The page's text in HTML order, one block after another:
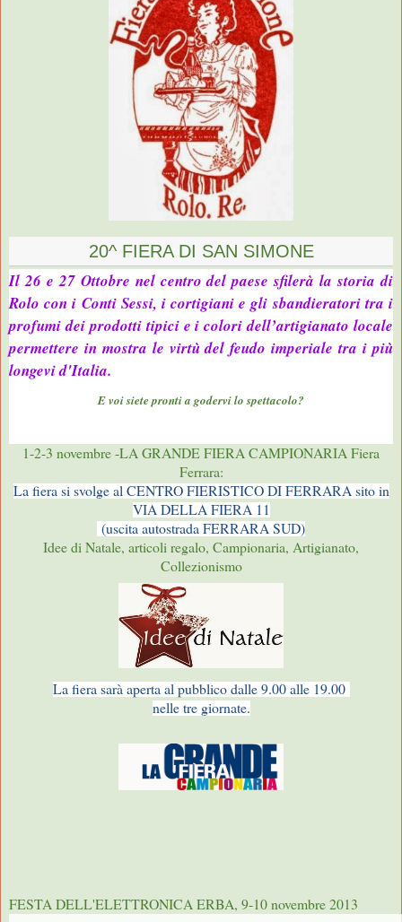
20^ FIERA DI SAN SIMONE
Il 26 e 27 Ottobre nel centro del paese sfilerà la storia di
Rolo con i Conti Sessi, i cortigiani e gli sbandieratori tra i
profumi dei prodotti tipici e i colori dell’artigianato locale
permettere in mostra le virtù del feudo imperiale tra i più
longevi d'Italia.
E voi siete pronti a godervi lo spettacolo?
1-2-3 novembre -LA GRANDE FIERA CAMPIONARIA Fiera
Ferrara:
La fiera si svolge al CENTRO FIERISTICO DI FERRARA sito in
VIA DELLA FIERA 11
(uscita autostrada FERRARA SUD)
Idee di Natale, articoli regalo, Campionaria, Artigianato,
Collezionismo
La fiera sarà aperta al pubblico dalle 9.00 alle 19.00
nelle tre giornate.
FESTA DELL'ELETTRONICA ERBA, 9-10 novembre 2013